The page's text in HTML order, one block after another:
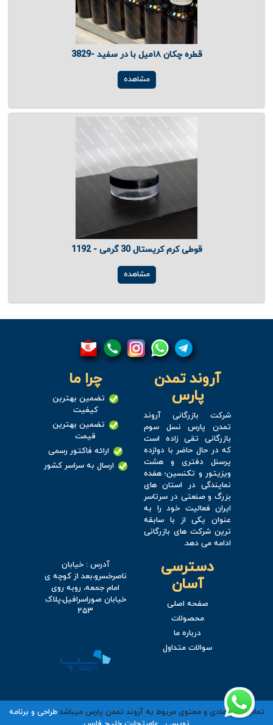
قطره چکان ۱۸میل با در سفید -3829
مشاهده
قوطی کرم کریستال 30 گرمی - 1192
مشاهده
آروند تمدن
پارس
شرکت بازرگانی آروند
تمدن پارس نسل سوم
بازرگانی تقی زاده است
که در حال حاضر با دوازده
پرسنل دفتری و هشت
ویزیتور و تکنسین؛ هفده
نمایندگی در استان های
بزرگ و صنعتی در سرتاسر
ایران فعالیت خود را به
عنوان یکی از با سابقه
ترین شرکت های بازرگانی
ادامه می دهد.
چرا ما
تضمین بهترین
کیفیت
تضمین بهترین
قیمت
ارائه فاکتور رسمی
ارسال به سراسر کشور
دسترسی
آسان
صفحه اصلی
محصولات
درباره ما
سوالات متداول
آدرس : خیابان
ناصرخسرو،بعد از کوچه ی
امام جمعه، روبه روی
خیابان صوراسرافیل،پلاک
۲۵۳
تمام حقوق مادی و معنوی مربوط به آروند تمدن پارس میباشد.طراحی و برنامه